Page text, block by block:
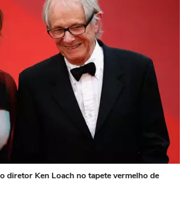
diretor Ken Loach no tapete vermelho de